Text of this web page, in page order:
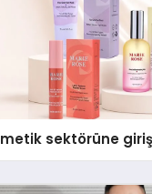
sektörüne